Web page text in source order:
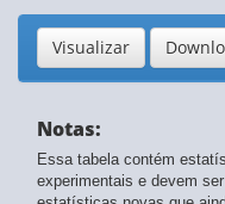
Visualizar
Notas:
Essa tabela contém
experimentais e devem